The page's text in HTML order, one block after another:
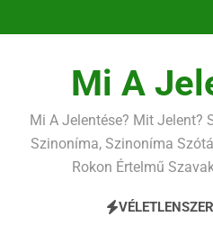
a
Mi A
Mi A Jelentése? Mit Jelent?
Szinoníma, Szinoníma
Rokon Értelmű